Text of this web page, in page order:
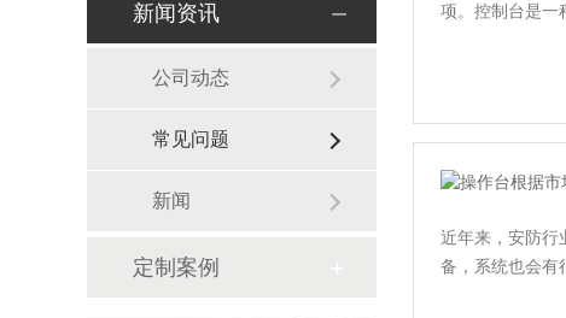
新闻资讯
公司动态
常见问题
新闻
定制案例
项。控制台是一
近年来，安防行
备，系统也会有